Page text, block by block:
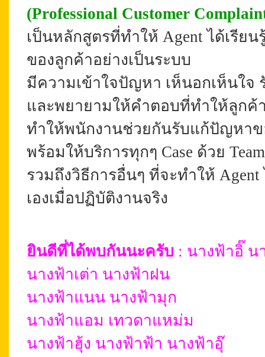
(Professional Customer
เป็นหลักสูตรที่ทำให้ Agent ได้เรีย
ของลูกค้าอย่างเป็นระบบ
มีความเข้าใจปัญหา เห็นอกเห็นใจ
และพยายามให้คำตอบที่ทำให้ลูกค้
ทำให้พนักงานช่วยกันรับแก้ปัญหาข
พร้อมให้บริการทุกๆ Case ด้วย
รวมถึงวิธีการอื่นๆ ที่จะทำให้
เองเมื่อปฏิบัติงานจริง
ยินดีที่ได้พบกันนะครับ : นางฟ้าอิ๊ น
นางฟ้าเต่า นางฟ้าฝน
นางฟ้าแนน นางฟ้ามุก
นางฟ้าแอม เทวดาแหม่ม
นางฟ้าฮุ้ง นางฟ้าฟ้า นางฟ้าอุ๊